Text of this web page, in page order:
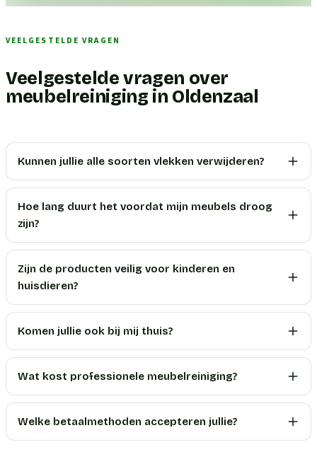
VEELGESTELDE VRAGEN
Veelgestelde vragen over
meubelreiniging in Oldenzaal
Kunnen jullie alle soorten vlekken verwijderen?
Hoe lang duurt het voordat mijn meubels droog
zijn?
Zijn de producten veilig voor kinderen en
huisdieren?
Komen jullie ook bij mij thuis?
Wat kost professionele meubelreiniging?
Welke betaalmethoden accepteren jullie?